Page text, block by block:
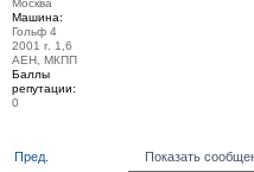
Машина:
Гольф 4
2001 г. 1,6
АЕН, МКПП
Баллы
репутации:
0
Пред.
Показать